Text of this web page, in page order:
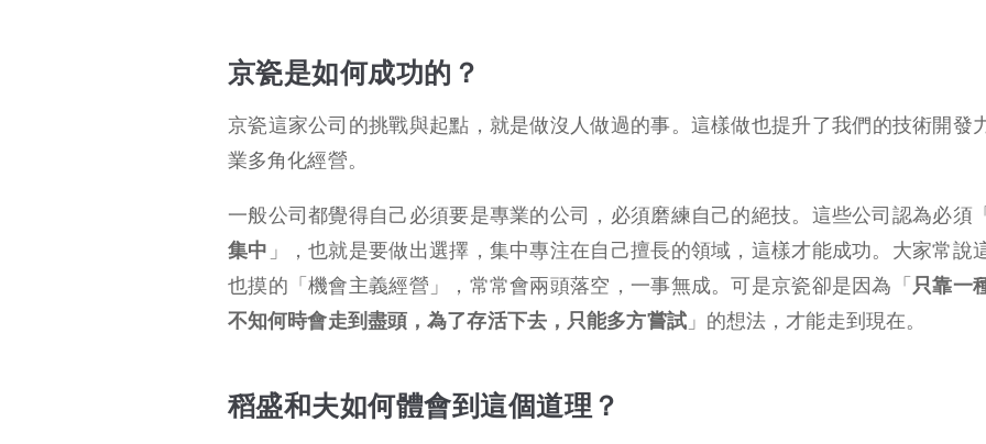
京瓷是如何成功的？
京瓷這家公司的挑戰與起點，就是做沒人做過的事。這樣做也提升了我們的技術開發
業多角化經營。
一般公司都覺得自己必須要是專業的公司，必須磨練自己的絕技。這些公司認為必須
集中 」，也就是要做出選擇，集中專注在自己擅長的領域，這樣才能成功。大家常說
也摸的「機會主義經營」，常常會兩頭落空，一事無成。可是京瓷卻是因為「只靠一
不知何時會走到盡頭，為了存活下去，只能多方嘗試」的想法，才能走到現在。
稻盛和夫如何體會到這個道理？